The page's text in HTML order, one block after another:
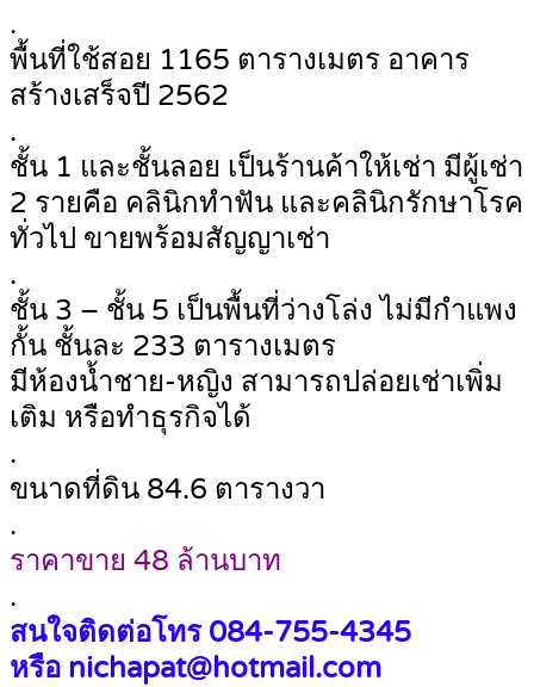
.
พื้นที่ใช้สอย 1165 ตารางเมตร อาคาร
สร้างเสร็จปี 2562
.
ชั้น 1 และชั้นลอย เป็นร้านค้าให้เช่า มีผู้เช่า
2 รายคือ คลินิกทำฟัน และคลินิกรักษาโรค
ทั่วไป ขายพร้อมสัญญาเช่า
.
ชั้น 3 – ชั้น 5 เป็นพื้นที่ว่างโล่ง ไม่มีกำแพง
กั้น ชั้นละ 233 ตารางเมตร
มีห้องน้ำชาย-หญิง สามารถปล่อยเช่าเพิ่ม
เติม หรือทำธุรกิจได้
.
ขนาดที่ดิน 84.6 ตารางวา
.
ราคาขาย 48 ล้านบาท
.
สนใจติดต่อโทร 084-755-4345
หรือ nichapat@hotmail.com